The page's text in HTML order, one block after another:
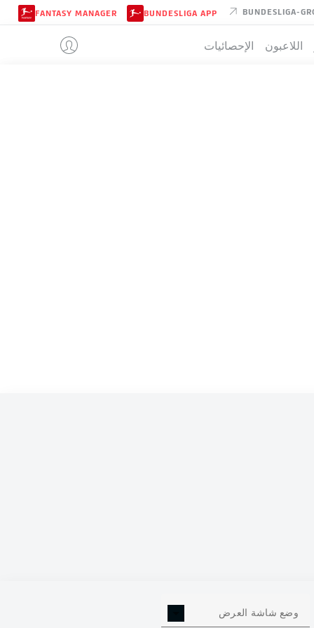
BUNDESLIGA-
BUNDESLIGA APP
FANTASY MANAGER
اللاعبون الإحصائيات
وضع شاشة العرض
607